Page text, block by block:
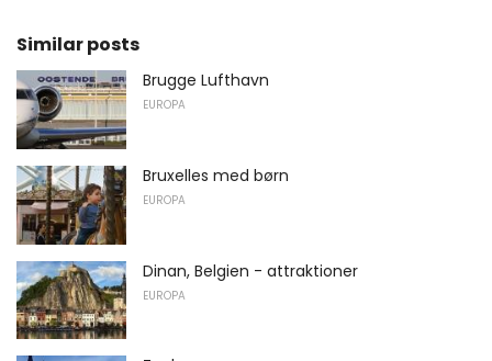
Similar posts
Brugge Lufthavn
EUROPA
Bruxelles med børn
EUROPA
Dinan, Belgien - attraktioner
EUROPA